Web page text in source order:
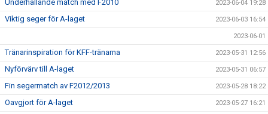
Underhållande match med F2010 2023-06-04 19:28
Viktig seger för A-laget 2023-06-03 16:54
2023-06-01
Tränarinspiration för KFF-tränarna 2023-05-31 12:56
Nyförvärv till A-laget 2023-05-31 06:57
Fin segermatch av F2012/2013 2023-05-28 18:22
Oavgjort för A-laget 2023-05-27 16:21